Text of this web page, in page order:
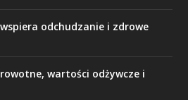
odchudzanie i zdrowe
wartości odżywcze i